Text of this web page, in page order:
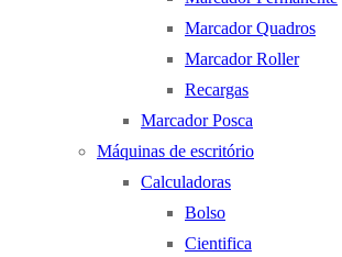
Marcador Quadros
Marcador Roller
Recargas
Marcador Posca
Máquinas de escritório
Calculadoras
Bolso
Cientifica